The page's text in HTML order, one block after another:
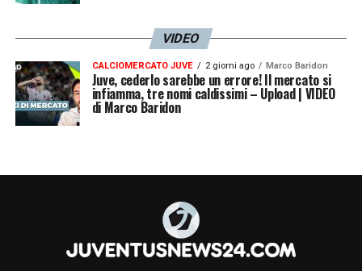
VIDEO
CALCIOMERCATO JUVE 2 giorni ago Marco Baridon
Juve, cederlo sarebbe un errore! Il mercato si
infiamma, tre nomi caldissimi – Upload | VIDEO
di Marco Baridon